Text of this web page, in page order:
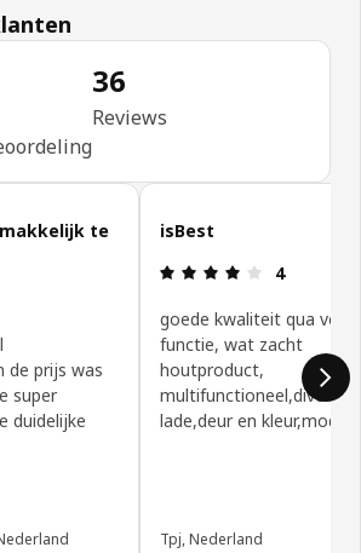
4.4 van 5 sterren. Totaal beoordelingen:
36
Reviews
te
5 van 5 sterren.
de prijs was
super
duidelijke
isBest
Review: 4
4
goede kwaliteit qua
functie, wat zacht
houtproduct,
multifunctioneel,divers
lade,deur en
Tpj, Nederland